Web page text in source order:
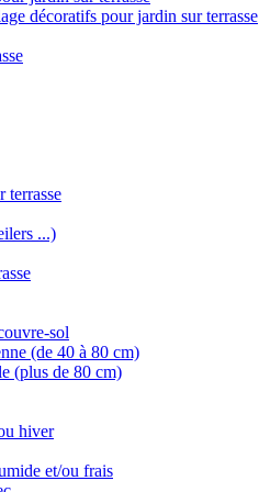
décoratifs pour jardin sur terrasse
terrasse
...)
sol
(de 40 à 80 cm)
(plus de 80 cm)
hiver
et/ou frais